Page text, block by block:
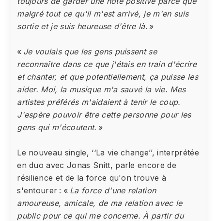
malgré tout ce qu'il m'est arrivé, je m'en suis
sortie et je suis heureuse d'être là. »
« Je voulais que les gens puissent se
reconnaître dans ce que j'étais en train d'écrire
et chanter, et que potentiellement, ça puisse les
aider. Moi, la musique m'a sauvé la vie. Mes
artistes préférés m'aidaient à tenir le coup.
J'espère pouvoir être cette personne pour les
gens qui m'écoutent. »
Le nouveau single, ‘‘La vie change’’, interprétée
en duo avec Jonas Snitt, parle encore de
résilience et de la force qu'on trouve à
s'entourer : « La force d'une relation
amoureuse, amicale, de ma relation avec le
public pour ce qui me concerne. À partir du